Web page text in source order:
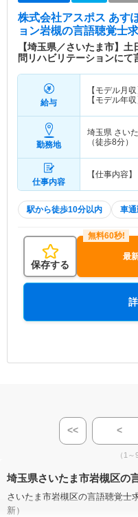
株式会社アスポス あす
ョン岩槻の言語聴覚士
【埼玉県／さいたま市】
問リハビリテーションにて
給与
【モデル月収
【モデル年収
勤務地
埼玉県 さい
（徒歩8分）
仕事内容
【仕事内容
駅から徒歩10分以内 車
保存する
最
<< <
（1
埼玉県さいたま市岩槻区の
さいたま市岩槻区の言語聴覚士
新）